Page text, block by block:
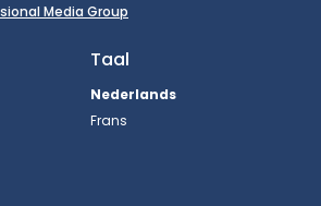
Media Group
Taal
Nederlands
Frans